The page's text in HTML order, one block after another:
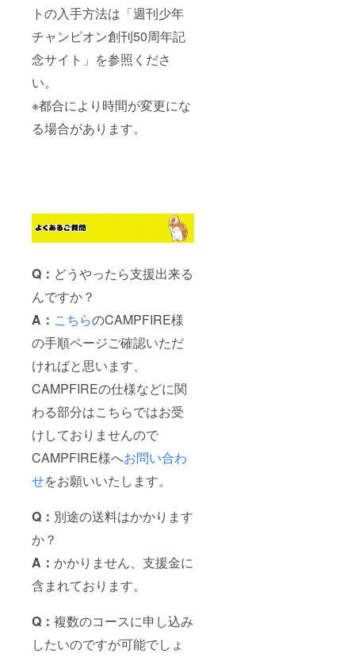
トの入手方法は「週刊少年
チャンピオン創刊50周年記
念サイト」を参照くださ
い。
※都合により時間が変更にな
る場合があります。
Q： どうやったら支援出来る
んですか？
A： こちらのCAMPFIRE様
の手順ページご確認いただ
ければと思います、
CAMPFIREの仕様などに関
わる部分はこちらではお受
けしておりませんので
CAMPFIRE様へお問い合わ
せをお願いいたします。
Q： 別途の送料はかかります
か？
A： かかりません、支援金に
含まれております。
Q： 複数のコースに申し込み
したいのですが可能でしょ